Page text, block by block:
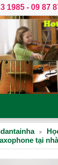
1985 -09 87
tại